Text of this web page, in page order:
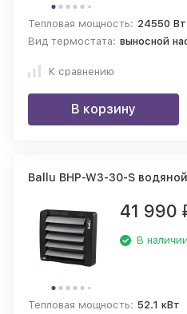
Тепловая мощность: 24550 Вт
Вид термостата: выносной
К сравнению
В корзину
Ballu BHP-W3-30-S
41 990
В наличии
Тепловая мощность: 52.1 кВт